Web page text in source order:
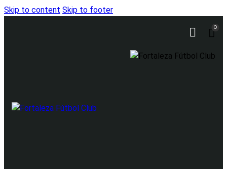
Skip to content Skip to footer
0